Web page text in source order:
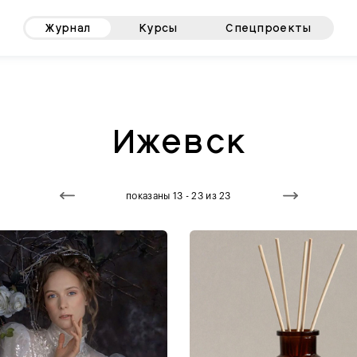
Журнал Курсы Спецпроекты
Ижевск
показаны 13 - 23 из 23